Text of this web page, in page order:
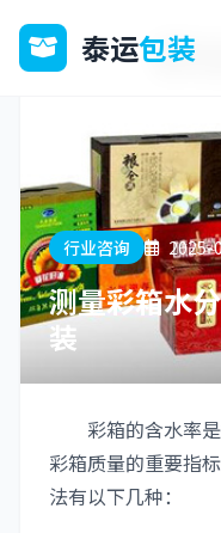
泰运包装
行业咨询 2025-
测量彩箱水
装
彩箱的含水率是
彩箱质量的重要指
法有以下几种：